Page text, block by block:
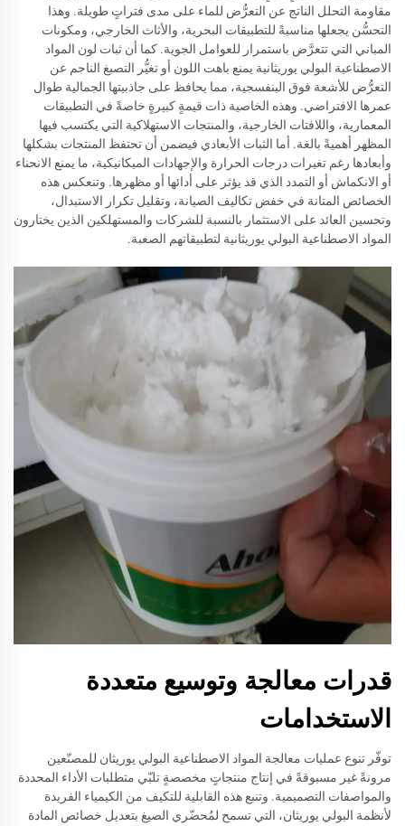
مقاومة التحلل الناتج عن التعرُّض للماء على مدى فتراتٍ طويلة. وهذا
التحسُّن يجعلها مناسبةً للتطبيقات البحرية، والأثاث الخارجي، ومكونات
المباني التي تتعرَّض باستمرار للعوامل الجوية. كما أن ثبات لون المواد
الاصطناعية البولي يوريثانية يمنع باهت اللون أو تغيُّر التصبغ الناجم عن
التعرُّض للأشعة فوق البنفسجية، مما يحافظ على جاذبيتها الجمالية طوال
عمرها الافتراضي. وهذه الخاصية ذات قيمةٍ كبيرةٍ خاصةً في التطبيقات
المعمارية، واللافتات الخارجية، والمنتجات الاستهلاكية التي يكتسب فيها
المظهر أهميةً بالغة. أما الثبات الأبعادي فيضمن أن تحتفظ المنتجات بشكلها
وأبعادها رغم تغيرات درجات الحرارة والإجهادات الميكانيكية، ما يمنع الانحناء
أو الانكماش أو التمدد الذي قد يؤثر على أدائها أو مظهرها. وتنعكس هذه
الخصائص المتانة في خفض تكاليف الصيانة، وتقليل تكرار الاستبدال،
وتحسين العائد على الاستثمار بالنسبة للشركات والمستهلكين الذين يختارون
المواد الاصطناعية البولي يوريثانية لتطبيقاتهم الصعبة.
قدرات معالجة وتوسيع متعددة
الاستخدامات
توفّر تنوع عمليات معالجة المواد الاصطناعية البولي يوريثان للمصنّعين
مرونةً غير مسبوقةً في إنتاج منتجاتٍ مخصصةٍ تلبّي متطلبات الأداء المحددة
والمواصفات التصميمية. وتنبع هذه القابلية للتكيف من الكيمياء الفريدة
لأنظمة البولي يوريثان، التي تسمح لمُحضّري الصيغ بتعديل خصائص المادة